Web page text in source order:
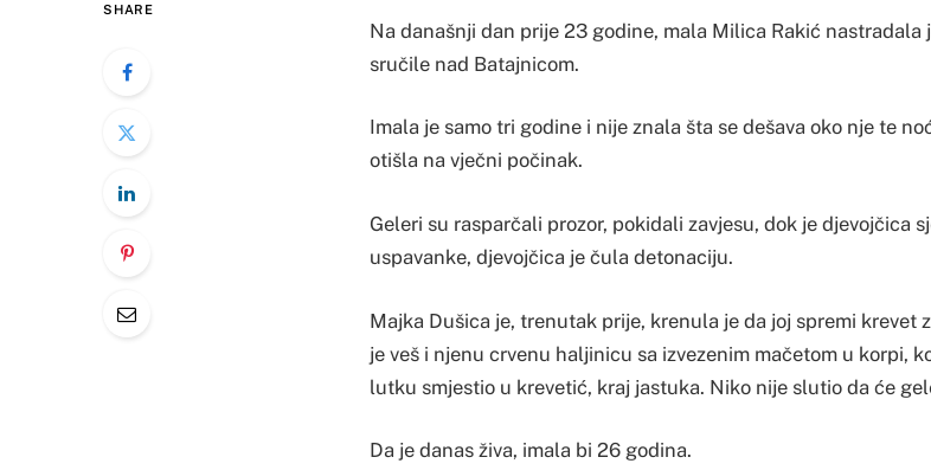
SHARE
Na današnji dan prije 23 godine, mala Milica Rakić nastradala
sručile nad Batajnicom.
Imala je samo tri godine i nije znala šta se dešava oko nje te
otišla na vječni počinak.
Geleri su rasparčali prozor, pokidali zavjesu, dok je djevojčica
uspavanke, djevojčica je čula detonaciju.
Majka Dušica je, trenutak prije, krenula je da joj spremi krevet
je veš i njenu crvenu haljinicu sa izvezenim mačetom u korpi,
lutku smjestio u krevetić, kraj jastuka. Niko nije slutio da će
Da je danas živa, imala bi 26 godina.